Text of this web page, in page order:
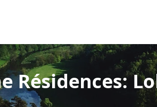
Résidences: